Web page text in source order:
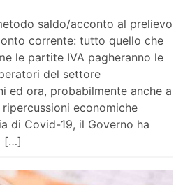
saldo/acconto al prelievo
corrente: tutto quello che
le partite IVA pagheranno le
del settore
ed ora, probabilmente anche a
economiche
di Covid-19, il Governo ha
[…]